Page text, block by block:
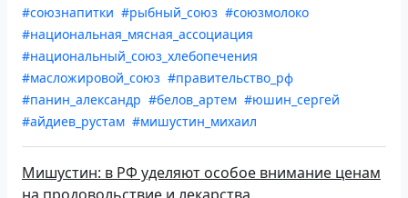
#союзнапитки #рыбный_союз #союзмолоко
#национальная_мясная_ассоциация
#национальный_союз_хлебопечения
#масложировой_союз #правительство_рф
#панин_александр #белов_артем #юшин_сергей
#айдиев_рустам #мишустин_михаил
Мишустин: в РФ уделяют особое внимание ценам